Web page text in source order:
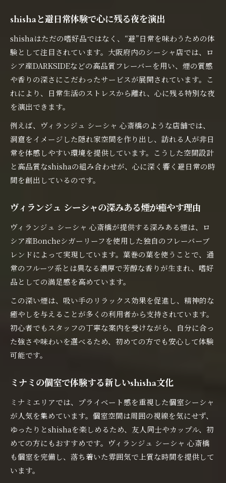
shishaと避日常体験で心に残る夜を演出
shishaはただの嗜好品ではなく、“避”日常を味わうための体
験として注目されています。大阪府内のシーシャ店では、ロ
シア産DARKSIDEなどの高品質フレーバーを用い、煙の質感
や香りの深さにこだわったサービスが展開されています。こ
れにより、日常生活のストレスから離れ、心に残る特別な夜
を演出できます。
例えば、ヴィランジュ シーシャ 心斎橋のような店舗では、
洞窟をイメージした隠れ家空間を作り出し、訪れる人が非日
常を体感しやすい環境を提供しています。こうした空間設計
と高品質なshishaの組み合わせが、心に深く響く避日常の時
間を創出しているのです。
ヴィランジュ シーシャの深みある煙が癒やす理由
ヴィランジュ シーシャ 心斎橋が提供する深みある煙は、ロ
シア産Boncheシガーリーフを使用した独自のフレーバーブ
レンドによって実現しています。葉巻の葉を使うことで、通
常のフルーツ系とは異なる濃厚で芳醇な香りが生まれ、嗜好
品としての満足感を高めています。
この深い煙は、吸い手のリラックス効果を促進し、精神的な
癒やしを与えることが多くの利用者から支持されています。
初心者でもスタッフの丁寧な案内を受けながら、自分に合っ
た強さや味わいを選べるため、初めての方でも安心して体験
可能です。
ミナミの個室で体験する新しいshisha文化
ミナミエリアでは、プライベート感を重視した個室シーシャ
が人気を集めています。個室空間は周囲の視線を気にせず、
ゆったりとshishaを楽しめるため、友人同士やカップル、初
めての方にもおすすめです。ヴィランジュ シーシャ 心斎橋
も個室を完備し、落ち着いた雰囲気で上質な時間を提供して
います。